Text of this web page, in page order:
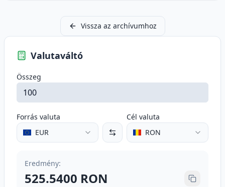
Valutaváltó
Összeg
Forrás valuta
EUR
Cél valuta
RON
Eredmény:
525.5400 RON
Vissza az archívumhoz